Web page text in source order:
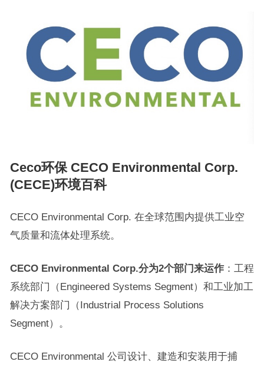
Ceco环保 CECO Environmental Corp.
(CECE)环境百科
CECO Environmental Corp. 在全球范围内提供工业空
气质量和流体处理系统。
CECO Environmental Corp.分为2个部门来运作：工程
系统部门（Engineered Systems Segment）和工业加工
解决方案部门（Industrial Process Solutions
Segment）。
CECO Environmental 公司设计、建造和安装用于捕